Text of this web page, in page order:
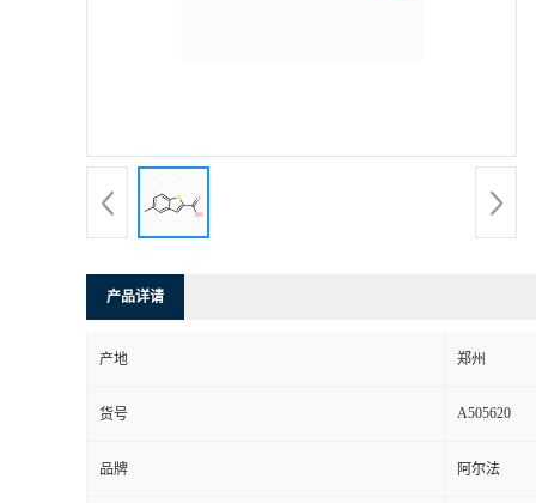
产品详请
产地 郑州
货号 A505620
品牌 阿尔法